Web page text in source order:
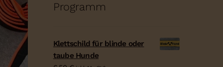
Programm
Klettschild für blinde oder
taube Hunde